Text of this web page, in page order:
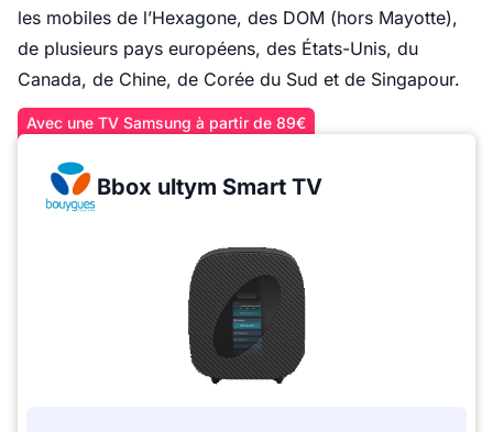
les mobiles de l’Hexagone, des DOM (hors Mayotte),
de plusieurs pays européens, des États-Unis, du
Canada, de Chine, de Corée du Sud et de Singapour.
Avec une TV Samsung à partir de 89€
Bbox ultym Smart TV